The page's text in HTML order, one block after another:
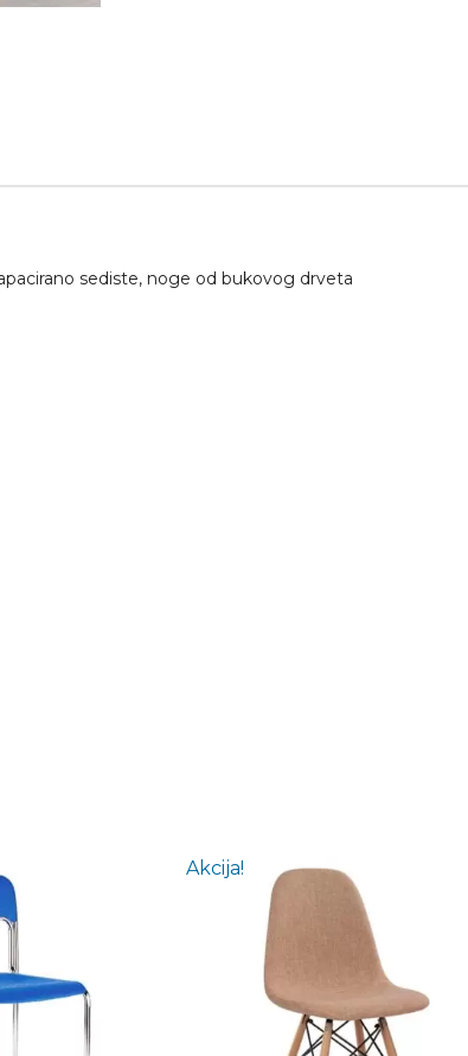
sediste, noge od bukovog drveta
Akcija!